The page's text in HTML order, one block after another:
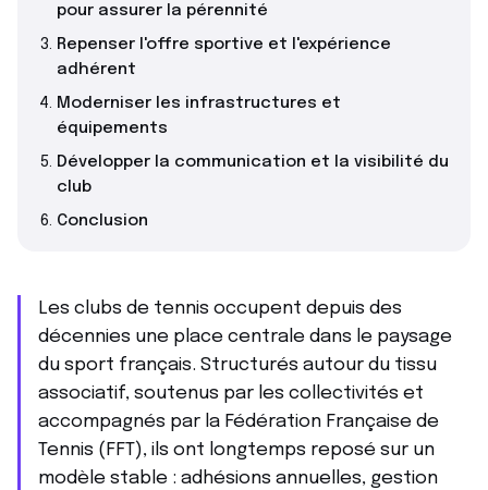
pour assurer la pérennité
Repenser l'offre sportive et l'expérience
adhérent
Moderniser les infrastructures et
équipements
Développer la communication et la visibilité du
club
Conclusion
Les clubs de tennis occupent depuis des
décennies une place centrale dans le paysage
du sport français. Structurés autour du tissu
associatif, soutenus par les collectivités et
accompagnés par la Fédération Française de
Tennis (FFT), ils ont longtemps reposé sur un
modèle stable : adhésions annuelles, gestion